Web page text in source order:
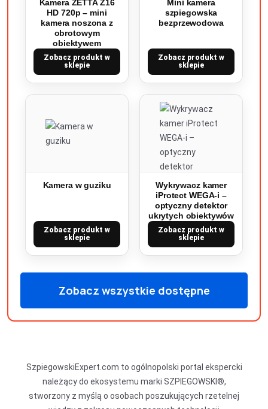
Kamera ZETTA Z16
HD 720p – mini
kamera noszona z
obrotowym
obiektywem
Zobacz produkt w
sklepie
Mini kamera
szpiegowska
bezprzewodowa
Zobacz produkt w
sklepie
Kamera w guziku
Zobacz produkt w
sklepie
Wykrywacz kamer
iProtect WEGA-i –
optyczny detektor
ukrytych obiektywów
Zobacz produkt w
sklepie
Zobacz wszystkie dostępne
produkty
SzpiegowskiExpert.com to ogólnopolski portal ekspercki
należący do ekosystemu marki SZPIEGOWSKI®,
stworzony z myślą o osobach poszukujących rzetelnej